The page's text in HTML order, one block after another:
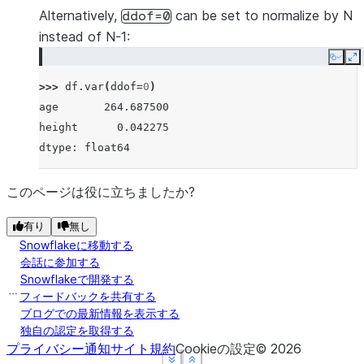
Alternatively, ddof=0 can be set to normalize by N
instead of N-1:
Copy
>>> df . var(ddof=0 )
age       264.687500
height      0.042275
dtype: float64
このページは役に立ちましたか?
有り 無し
Snowflakeに移動する
会話に参加する
Snowflakeで開発する
フィードバックを共有する
ブログでの最新情報を表示する
独自の認定を取得する
プライバシー通知サイト規約Cookieの設定© 2026